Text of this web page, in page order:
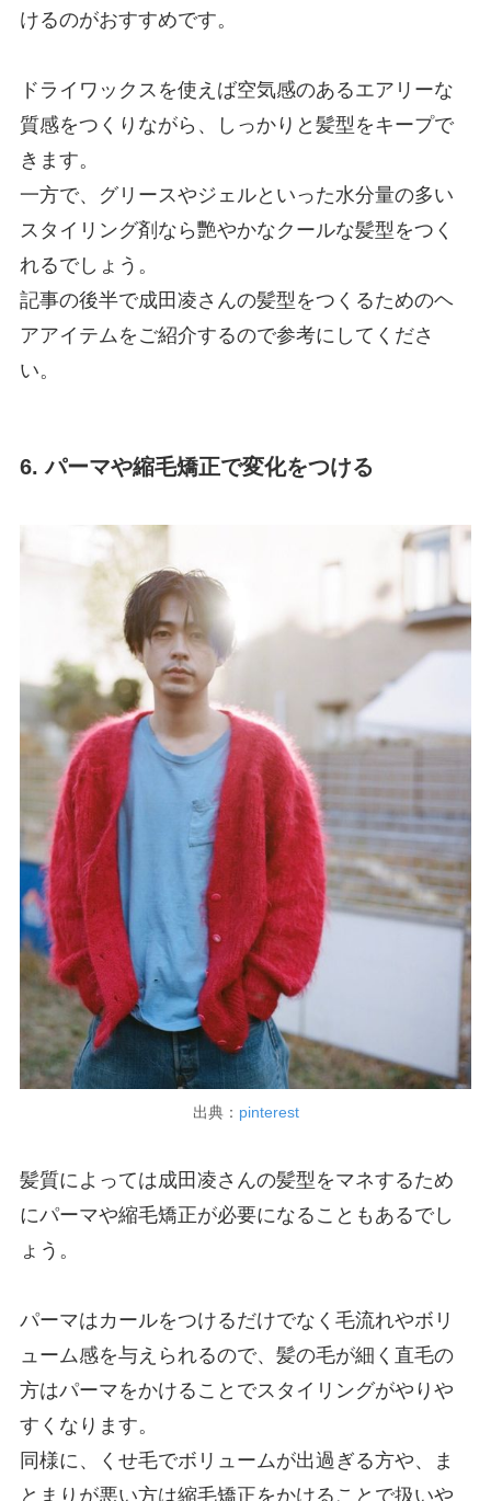
けるのがおすすめです。
ドライワックスを使えば空気感のあるエアリーな
質感をつくりながら、しっかりと髪型をキープで
きます。
一方で、グリースやジェルといった水分量の多い
スタイリング剤なら艷やかなクールな髪型をつく
れるでしょう。
記事の後半で成田凌さんの髪型をつくるためのヘ
アアイテムをご紹介するので参考にしてくださ
い。
6. パーマや縮毛矯正で変化をつける
出典： pinterest
髪質によっては成田凌さんの髪型をマネするため
にパーマや縮毛矯正が必要になることもあるでし
ょう。
パーマはカールをつけるだけでなく毛流れやボリ
ューム感を与えられるので、髪の毛が細く直毛の
方はパーマをかけることでスタイリングがやりや
すくなります。
同様に、くせ毛でボリュームが出過ぎる方や、ま
とまりが悪い方は縮毛矯正をかけることで扱いや